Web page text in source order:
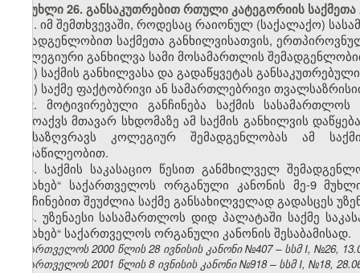
მუხლი 26. განსაკუთრებით რთული კატეგორიის საქმეთა
1. იმ შემთხვევაში, როდესაც რაიონულ (საქალაქო)
შემადგენლობით საქმეთა განხილვისათვის,
კოლეგიური განხილვა სამი მოსამართლის
ა) საქმის განხილვასა და გადაწყვეტას
ბ) საქმე ფაქტობრივი ან სამართლებრივი
2. მოტივირებული განჩინება საქმის
გამოაქვს მთავარ სხდომაზე ამ საქმის განხილვის
განსაზღვრავს კოლეგიურ შემადგენლობას ამ
მონაწილეობით.
3. საქმის საკასაციო წესით განმხილველ
შესახებ“ საქართველოს ორგანული კანონის მე-9
განჩინებით შეუძლია საქმე განსახილველად გადასცეს
4. უზენაესი სასამართლოს დიდ პალატაში საქმე
შესახებ“ საქართველოს ორგანული კანონის შესაბამისად.
საქართველოს 2000 წლის 28 ივნისის კანონი №407 – სსმ I, №26,
საქართველოს 2001 წლის 8 ივნისის კანონი №918 – სსმ I, №18,